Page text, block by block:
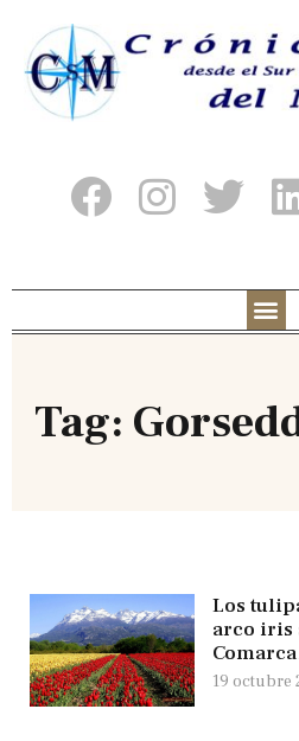
Tag:
Los
arco iris
19 octubre